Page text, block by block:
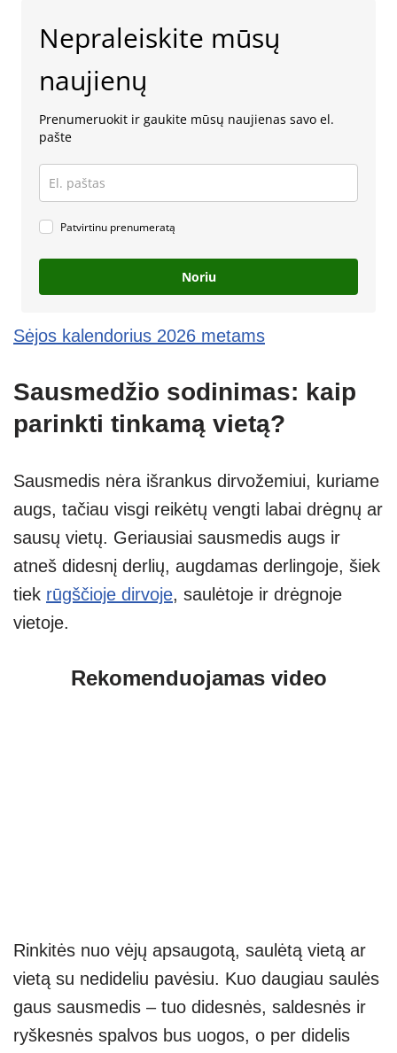
Nepraleiskite mūsų
naujienų
Prenumeruokit ir gaukite mūsų naujienas savo el.
pašte
Patvirtinu prenumeratą
Noriu
Sėjos kalendorius 2026 metams
Sausmedžio sodinimas: kaip
parinkti tinkamą vietą?
Sausmedis nėra išrankus dirvožemiui, kuriame
augs, tačiau visgi reikėtų vengti labai drėgnų ar
sausų vietų. Geriausiai sausmedis augs ir
atneš didesnį derlių, augdamas derlingoje, šiek
tiek rūgščioje dirvoje, saulėtoje ir drėgnoje
vietoje.
Rekomenduojamas video
Rinkitės nuo vėjų apsaugotą, saulėtą vietą ar
vietą su nedideliu pavėsiu. Kuo daugiau saulės
gaus sausmedis – tuo didesnės, saldesnės ir
ryškesnės spalvos bus uogos, o per didelis